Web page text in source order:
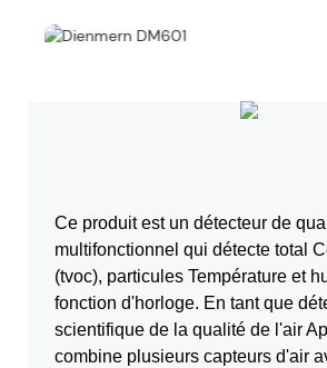
Ce produit est un détecteur de
multifonctionnel qui détecte total
(tvoc), particules Température et
fonction d'horloge. En tant que
scientifique de la qualité de l'air
combine plusieurs capteurs d'air